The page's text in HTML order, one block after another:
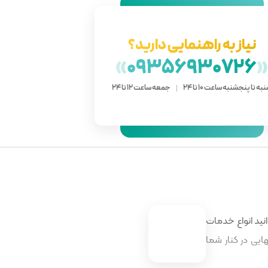
نیاز به راهنمایی دارید؟
«
09356930726
»
تا پنجشنبه ساعت 10 تا 24 جمعه ساعت 12 تا 24
انواع خدمات
در کنار شما